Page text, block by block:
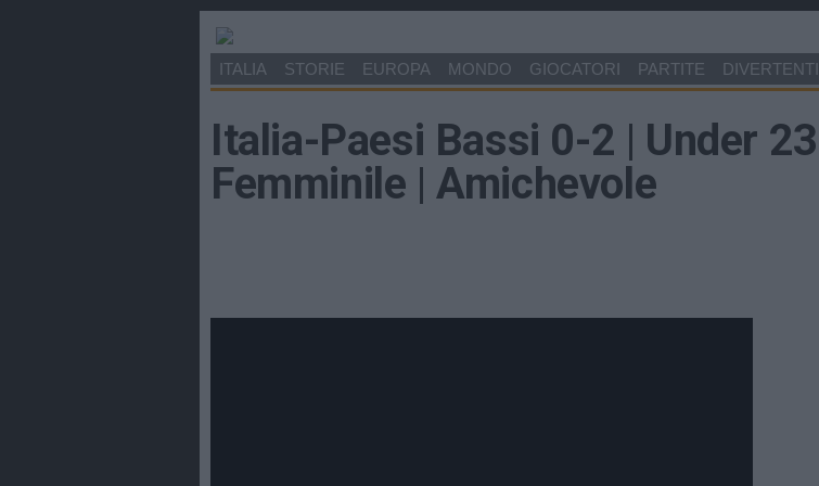
ITALIA STORIE EUROPA MONDO GIOCATORI PARTITE DIVERTENTI
Italia-Paesi Bassi 0-2 | Under 23
Femminile | Amichevole